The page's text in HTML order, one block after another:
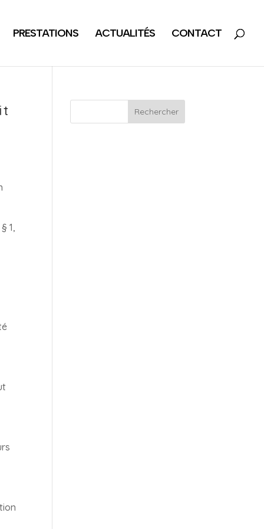
PRESTATIONS ACTUALITÉS CONTACT
1,
Rechercher